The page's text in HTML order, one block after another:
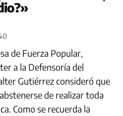
de Fuerza Popular,
a la Defensoría del
Gutiérrez consideró que
de realizar toda
Como se recuerda la